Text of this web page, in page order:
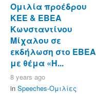
Ομιλία προέδρου
ΚΕΕ & ΕΒΕΑ
Κωνσταντίνου
Μίχαλου σε
εκδήλωση στο ΕΒΕΑ
με θέμα «Η...
8 years ago
in Speeches-Ομιλίες